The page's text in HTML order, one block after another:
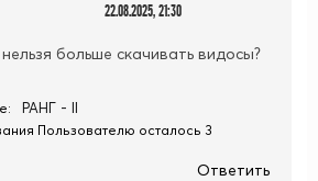
22.08.2025, 21:30
больше скачивать видосы?
РАНГ - II
Пользователю осталось 3
Ответить